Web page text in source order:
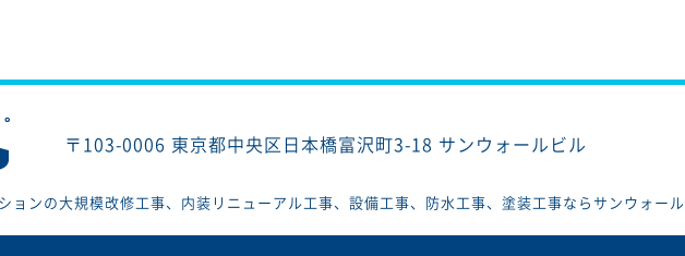
〒103-0006 東京都中央区日本橋富沢町3-18 サンウォールビル
ョンの大規模改修工事、内装リニューアル工事、設備工事、防水工事、塗装工事ならサンウォール